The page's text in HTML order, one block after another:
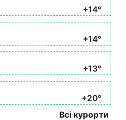
+14°
+14°
+13°
+20°
Всі курорти